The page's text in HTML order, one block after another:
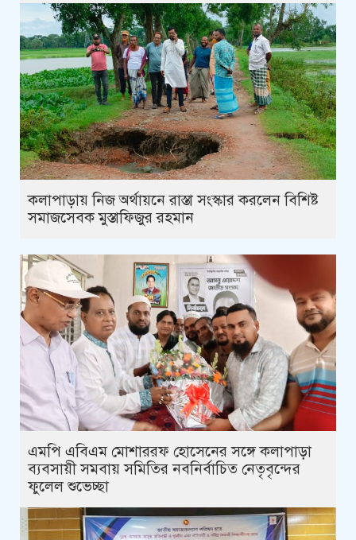
কলাপাড়ায় নিজ অর্থায়নে রাস্তা সংস্কার করলেন বিশিষ্ট
সমাজসেবক মুস্তাফিজুর রহমান
এমপি এবিএম মোশাররফ হোসেনের সঙ্গে কলাপাড়া
ব্যবসায়ী সমবায় সমিতির নবনির্বাচিত নেতৃবৃন্দের
ফুলেল শুভেচ্ছা